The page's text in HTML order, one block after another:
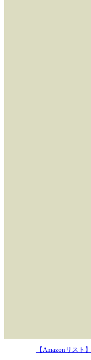
【Amazonリスト】